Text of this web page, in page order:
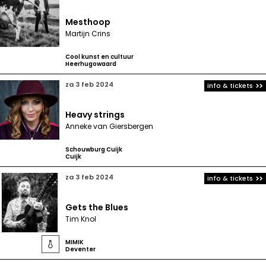
Mesthoop
Martijn Crins
Cool kunst en cultuur
Heerhugowaard
za 3 feb 2024
Heavy strings
Anneke van Giersbergen
Schouwburg Cuijk
Cuijk
info & tickets

za 3 feb 2024
Gets the Blues
Tim Knol
MIMIK
Deventer
info & tickets